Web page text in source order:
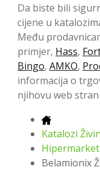
Da biste bili
cijene u
Među
primjer, Hass,
Bingo, AMKO,
informacija o
njihovu web
Katalozi
Belamionix